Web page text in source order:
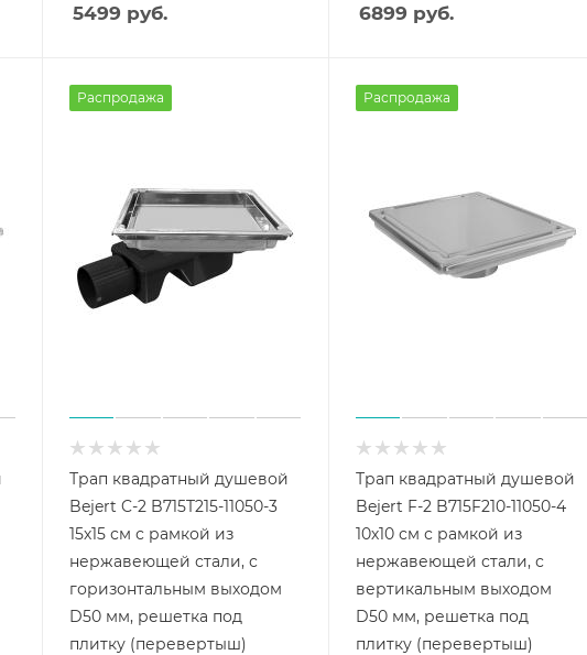
5499 руб. 6899 руб.
Распродажа
Трап квадратный душевой
Bejert C-2 B715T215-11050-3
15х15 см с рамкой из
нержавеющей стали, с
горизонтальным выходом
D50 мм, решетка под
плитку (перевертыш)
Распродажа
Трап квадратный душевой
Bejert F-2 B715F210-11050-4
10х10 см с рамкой из
нержавеющей стали, с
вертикальным выходом
D50 мм, решетка под
плитку (перевертыш)